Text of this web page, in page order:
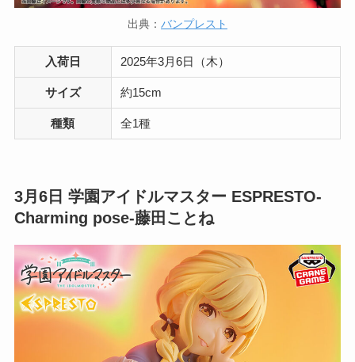
出典： バンプレスト
入荷日 2025年3月6日（木）
サイズ 約15cm
種類 全1種
3月6日 学園アイドルマスター ESPRESTO-
Charming pose-藤田ことね